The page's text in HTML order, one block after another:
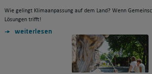
Wie gelingt Klimaanpassung auf dem Land? Wenn
Lösungen trifft!
weiterlesen